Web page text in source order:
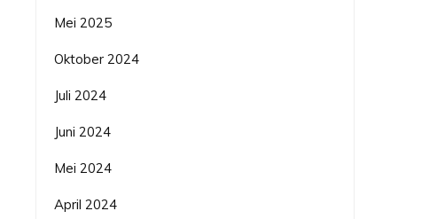
Mei 2025
Oktober 2024
Juli 2024
Juni 2024
Mei 2024
April 2024